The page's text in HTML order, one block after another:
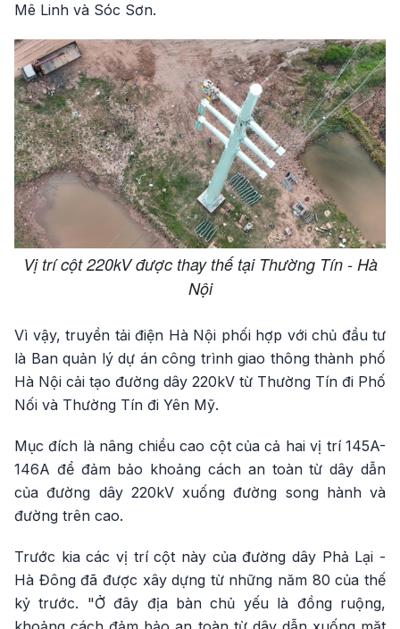
Mê Linh và Sóc Sơn.
Vị trí cột 220kV được thay thế tại Thường Tín - Hà
Nội
Vì vậy, truyền tải điện Hà Nội phối hợp với chủ đầu tư
là Ban quản lý dự án công trình giao thông thành phố
Hà Nội cải tạo đường dây 220kV từ Thường Tín đi Phố
Nối và Thường Tín đi Yên Mỹ.
Mục đích là nâng chiều cao cột của cả hai vị trí 145A-
146A để đảm bảo khoảng cách an toàn từ dây dẫn
của đường dây 220kV xuống đường song hành và
đường trên cao.
Trước kia các vị trí cột này của đường dây Phả Lại -
Hà Đông đã được xây dựng từ những năm 80 của thế
kỷ trước. "Ở đây địa bàn chủ yếu là đồng ruộng,